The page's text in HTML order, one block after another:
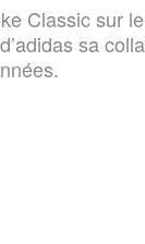
Classic sur
sa